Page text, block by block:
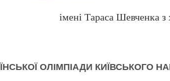
імені Тараса Шевченка з
ОЛІМПІАДИ КИЇВСЬКОГО